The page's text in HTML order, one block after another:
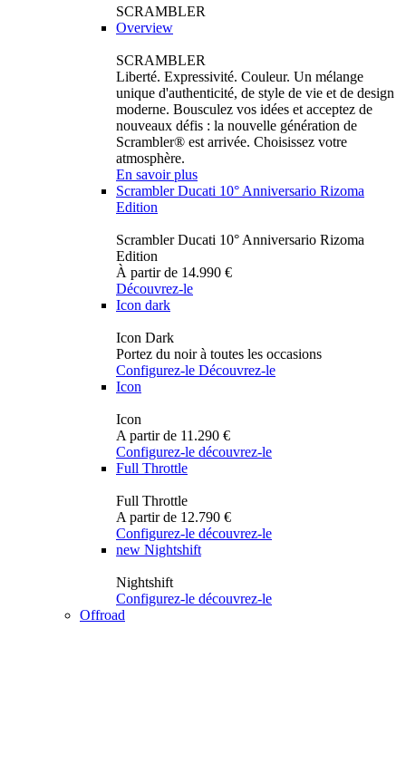
SCRAMBLER
Overview
SCRAMBLER
Liberté. Expressivité. Couleur. Un mélange
unique d'authenticité, de style de vie et de design
moderne. Bousculez vos idées et acceptez de
nouveaux défis : la nouvelle génération de
Scrambler® est arrivée. Choisissez votre
atmosphère.
En savoir plus
Scrambler Ducati 10° Anniversario Rizoma
Edition
Scrambler Ducati 10° Anniversario Rizoma
Edition
À partir de 14.990 €
Découvrez-le
Icon dark
Icon Dark
Portez du noir à toutes les occasions
Configurez-le Découvrez-le
Icon
Icon
A partir de 11.290 €
Configurez-le découvrez-le
Full Throttle
Full Throttle
A partir de 12.790 €
Configurez-le découvrez-le
new Nightshift
Nightshift
Configurez-le découvrez-le
Offroad